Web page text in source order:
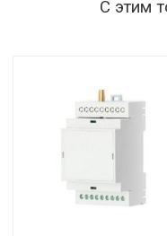
С этим